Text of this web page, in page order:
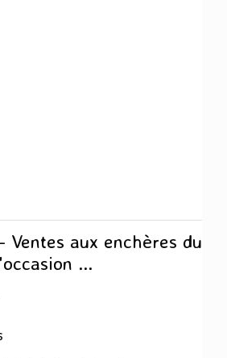
Ventes aux enchères du
...